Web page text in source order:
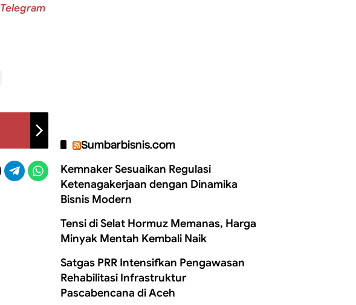
Telegram
Sumbarbisnis.com
Kemnaker Sesuaikan Regulasi
Ketenagakerjaan dengan Dinamika
Bisnis Modern
Tensi di Selat Hormuz Memanas, Harga
Minyak Mentah Kembali Naik
Satgas PRR Intensifkan Pengawasan
Rehabilitasi Infrastruktur
Pascabencana di Aceh